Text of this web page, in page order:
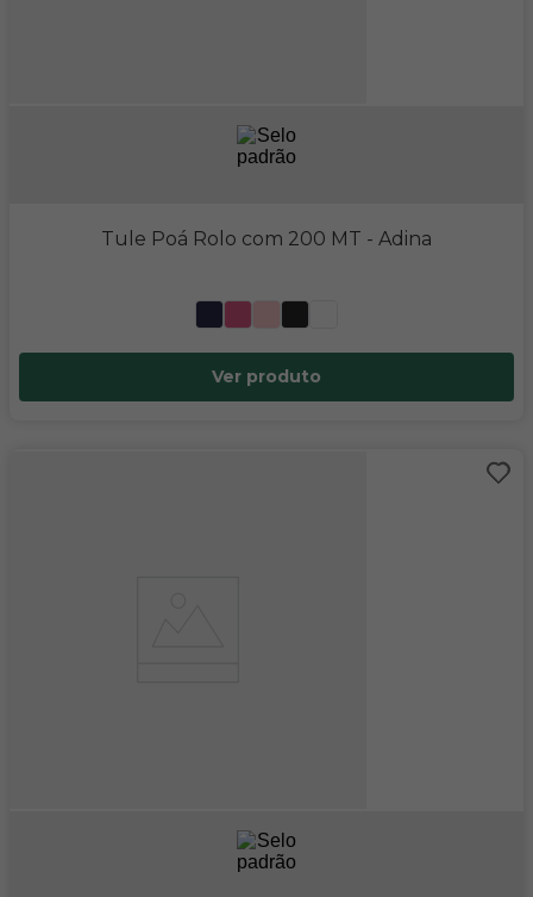
Tule Poá Rolo com 200 MT - Adina
Ver produto